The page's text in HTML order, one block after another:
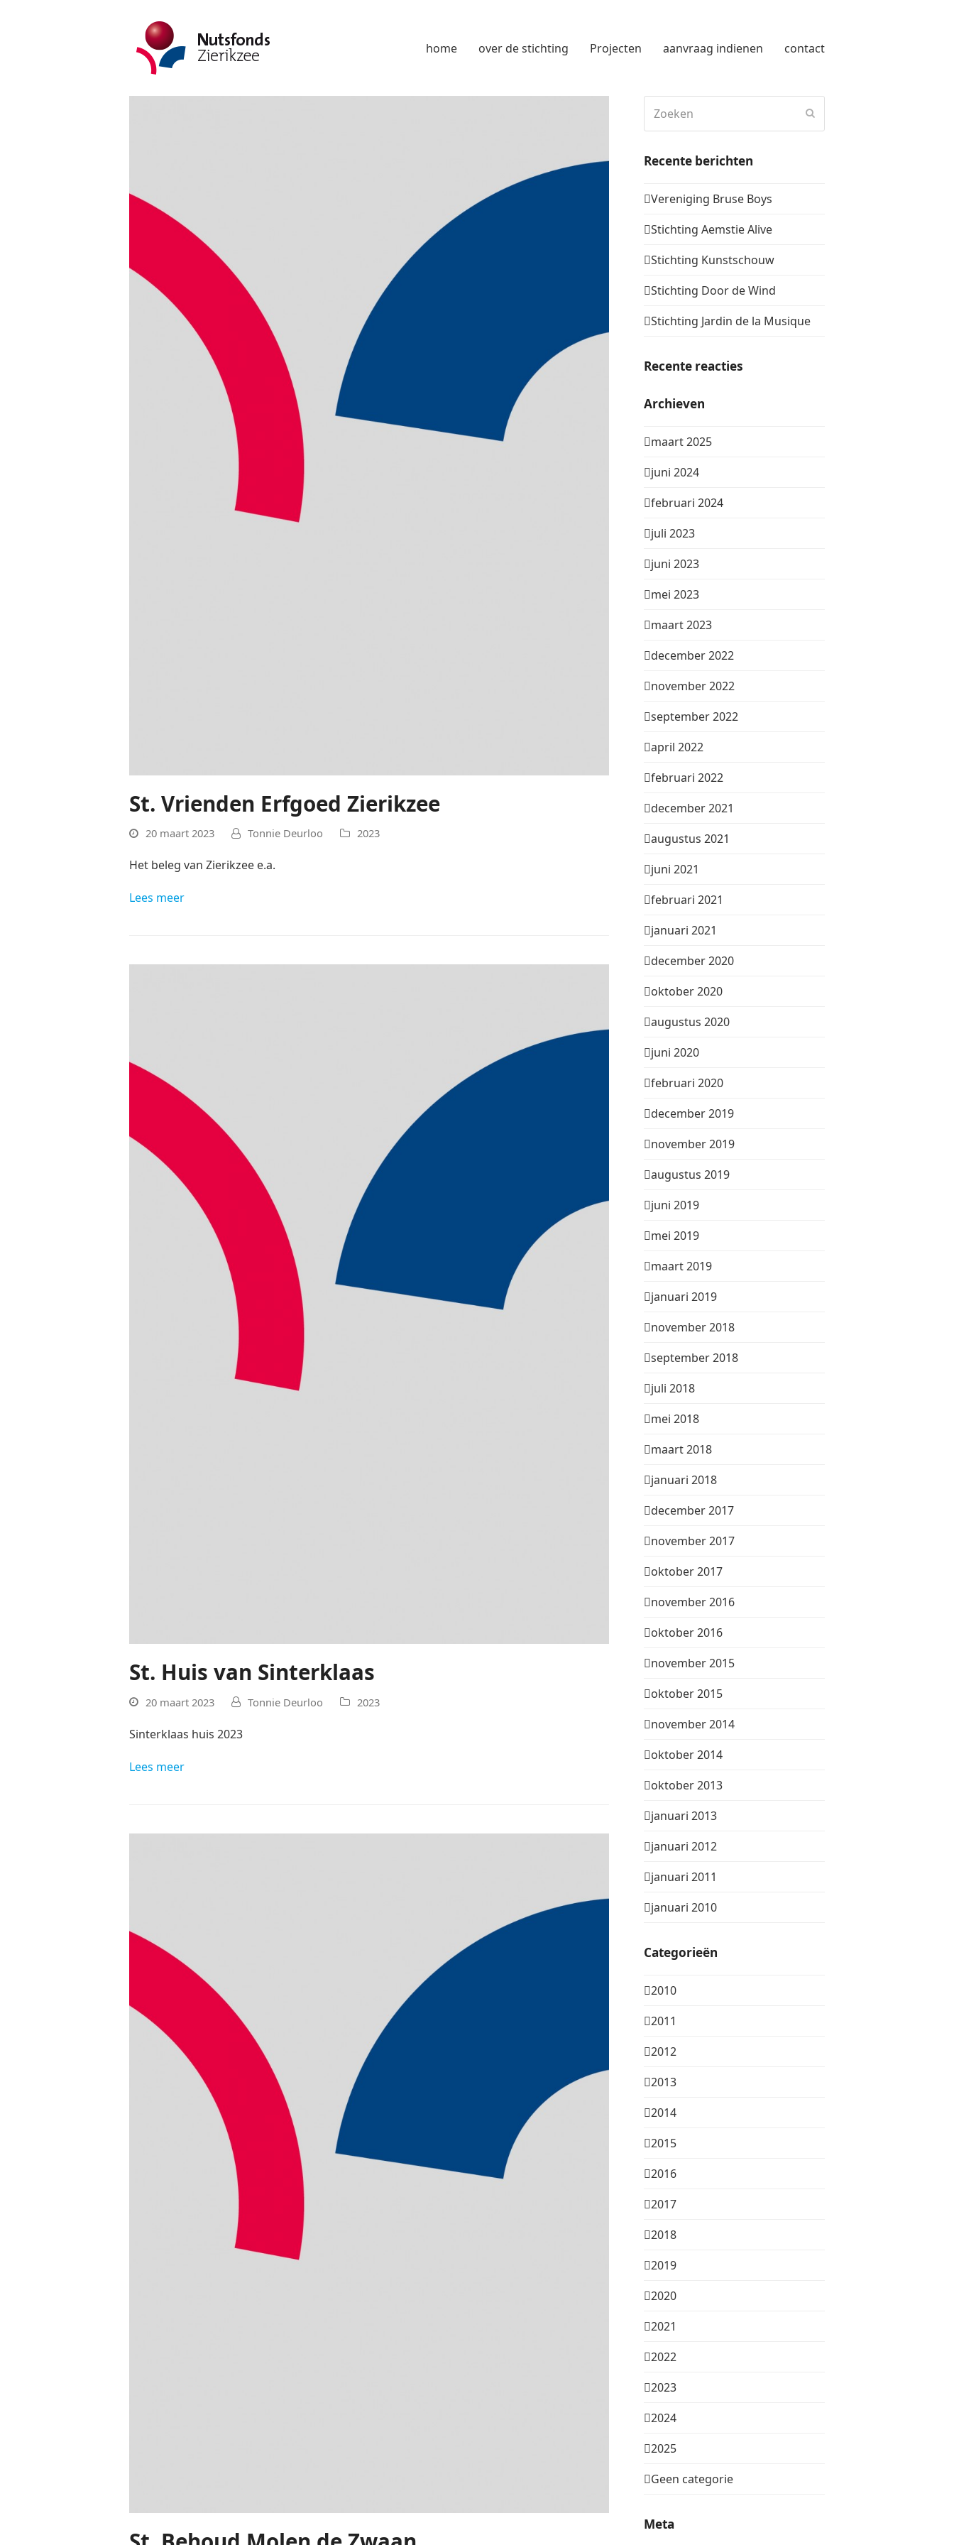
home over de stichting Projecten aanvraag indienen contact
St. Vrienden Erfgoed Zierikzee
20 maart 2023 Tonnie Deurloo 2023
Het beleg van Zierikzee e.a.
Lees meer
St. Huis van Sinterklaas
20 maart 2023 Tonnie Deurloo 2023
Sinterklaas huis 2023
Lees meer
Recente berichten
Vereniging Bruse Boys
Stichting Aemstie Alive
Stichting Kunstschouw
Stichting Door de Wind
Stichting Jardin de la Musique
Recente reacties
Archieven
maart 2025
juni 2024
februari 2024
juli 2023
juni 2023
mei 2023
maart 2023
december 2022
november 2022
september 2022
april 2022
februari 2022
december 2021
augustus 2021
juni 2021
februari 2021
januari 2021
december 2020
oktober 2020
augustus 2020
juni 2020
februari 2020
december 2019
november 2019
augustus 2019
juni 2019
mei 2019
maart 2019
januari 2019
november 2018
september 2018
juli 2018
mei 2018
maart 2018
januari 2018
december 2017
november 2017
oktober 2017
november 2016
oktober 2016
november 2015
oktober 2015
november 2014
oktober 2014
oktober 2013
januari 2013
januari 2012
januari 2011
januari 2010
Categorieën
2010
2011
2012
2013
2014
2015
2016
2017
2018
2019
2020
2021
2022
2023
2024
2025
Geen categorie
Meta